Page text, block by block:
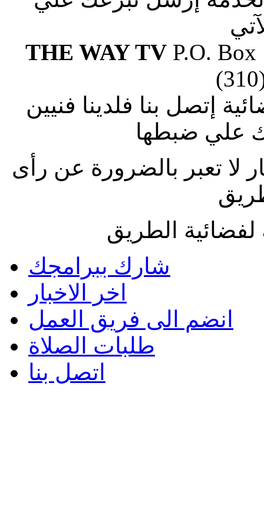
THE WAY TVP.O. Box
إتصل بنا فلدينا فنيين
علي ضبطها
لا تعبر بالضرورة عن رأى
الطريق
شارك ببرامجك
اخر الاخبار
انضم الى فريق العمل
طلبات الصلاة
اتصل بنا